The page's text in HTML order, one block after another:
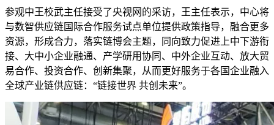
参观中王校武主任接受了央视网的采访，王主任表示，中心将
与数智供应链国际合作服务试点单位提供政策指导，融合更多
资源，形成合力，落实链博会主题，同向致力促进上中下游衔
接、大中小企业融通、产学研用协同、中外企业互动、放大贸
易合作、投资合作、创新集聚，从而更好服务于各国企业融入
全球产业链供应链：“链接世界 共创未来”。